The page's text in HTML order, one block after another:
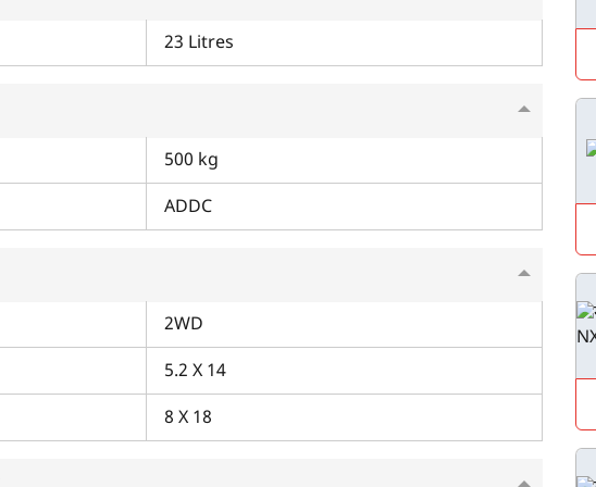
23 Litres
500 kg
ADDC
2WD
5.2 X 14
8 X 18
हम आपकी किस प्रकार सहायता कर सकते हैं?
मोबाइल नंबर दर्ज करें
ओटीपी दर्ज करें